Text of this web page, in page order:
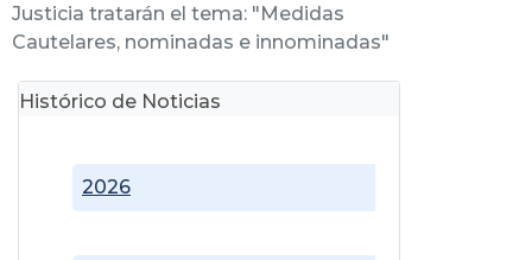
Justicia tratarán el tema: "Medidas
Cautelares, nominadas e innominadas"
Histórico de Noticias
2026